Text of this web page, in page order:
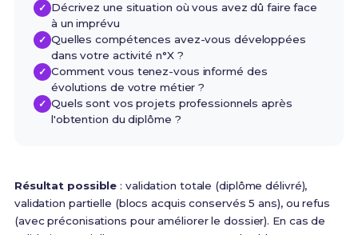
Décrivez une situation où vous avez dû faire face
à un imprévu
Quelles compétences avez-vous développées
dans votre activité n°X ?
Comment vous tenez-vous informé des
évolutions de votre métier ?
Quels sont vos projets professionnels après
l'obtention du diplôme ?
Résultat possible : validation totale (diplôme délivré),
validation partielle (blocs acquis conservés 5 ans), ou refus
(avec préconisations pour améliorer le dossier). En cas de